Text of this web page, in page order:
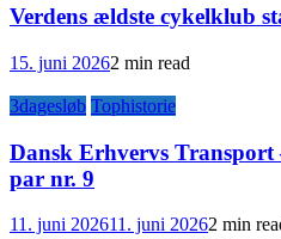
Verdens ældste cykelklub
15. juni 20262 min read
3dagesløb Tophistorie
Dansk Erhvervs
par nr. 9
11. juni 202611. juni 20262 min